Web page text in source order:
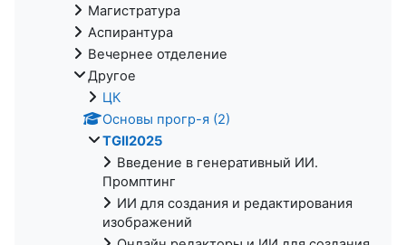
Магистратура
Аспирантура
Вечернее отделение
Другое
ЦК
Основы прогр-я (2)
TGII2025
Введение в генеративный ИИ.
Промптинг
ИИ для создания и редактирования
изображений